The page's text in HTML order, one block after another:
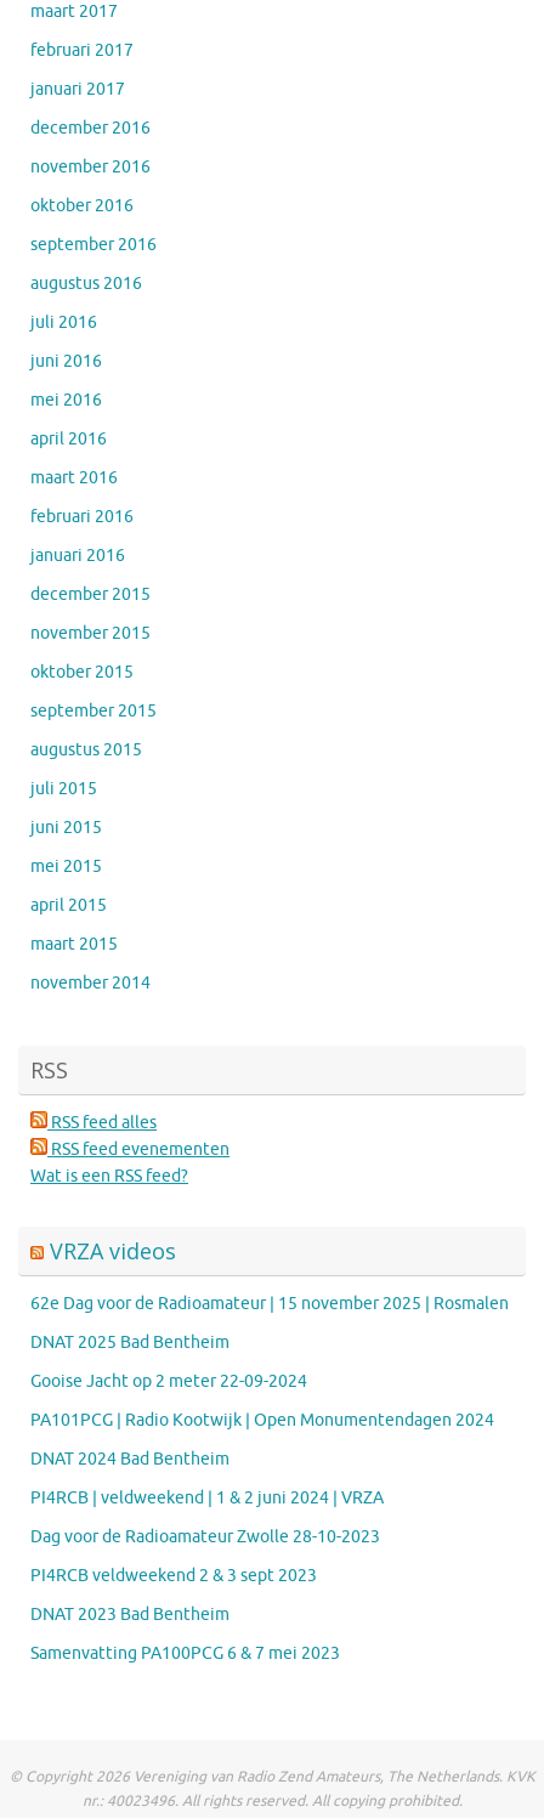
maart 2017
februari 2017
januari 2017
december 2016
november 2016
oktober 2016
september 2016
augustus 2016
juli 2016
juni 2016
mei 2016
april 2016
maart 2016
februari 2016
januari 2016
december 2015
november 2015
oktober 2015
september 2015
augustus 2015
juli 2015
juni 2015
mei 2015
april 2015
maart 2015
november 2014
RSS
RSS feed alles
RSS feed evenementen
Wat is een RSS feed?
VRZA videos
62e Dag voor de Radioamateur | 15 november 2025 | Rosmalen
DNAT 2025 Bad Bentheim
Gooise Jacht op 2 meter 22-09-2024
PA101PCG | Radio Kootwijk | Open Monumentendagen 2024
DNAT 2024 Bad Bentheim
PI4RCB | veldweekend | 1 & 2 juni 2024 | VRZA
Dag voor de Radioamateur Zwolle 28-10-2023
PI4RCB veldweekend 2 & 3 sept 2023
DNAT 2023 Bad Bentheim
Samenvatting PA100PCG 6 & 7 mei 2023
© Copyright 2026 Vereniging van Radio Zend Amateurs, The Netherlands. KVK
nr.: 40023496. All rights reserved. All copying prohibited.